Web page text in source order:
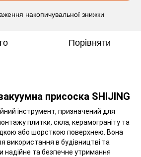
накопичувальної знижки
Порівняти
присоска SHIJING
інструмент, призначений для
плитки, скла, керамограніту та
або шорсткою поверхнею. Вона
використання в будівництві та
надійне та безпечне утримання